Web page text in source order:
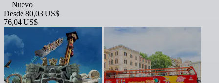
Nuevo
Desde 80,03 US$
76,04 US$